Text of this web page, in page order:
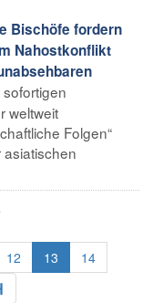
Bischöfe fordern
Nahostkonflikt
weltweit
Folgen“
12 13
14